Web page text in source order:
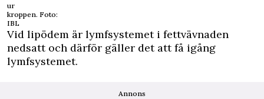
ur
kroppen. Foto:
IBL
Vid lipödem är lymfsystemet i fettvävnaden
nedsatt och därför gäller det att få igång
lymfsystemet.
Annons